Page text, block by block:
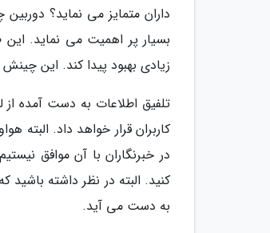
داران متمایز می نماید؟
بسیار پر اهمیت می نماید.
زیادی بهبود پیدا کند. این
کنید. البته در نظر داشته
به دست می آید.